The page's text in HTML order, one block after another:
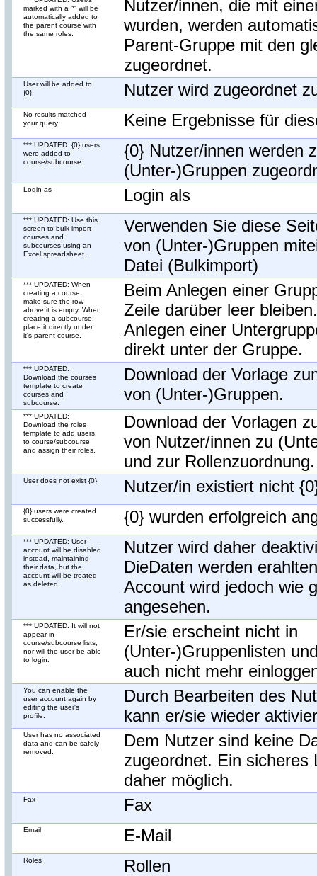
marked with a '*' will be
automatically added to
the parent course with
the same roles.
Nutzer/innen, die mit
wurden, werden
Parent-Gruppe mit den
zugeordnet.
User will be added to
{0}.
Nutzer wird zugeordnet
No results matched
your query.
Keine Ergebnisse für
*** UPDATED: {0} users
were added to
course/subcourse.
{0} Nutzer/innen werden
(Unter-)Gruppen
Login as Login als
*** UPDATED: Use this
screen to bulk import
courses and
subcourses using an
Excel spreadsheet.
Verwenden Sie diese
von (Unter-)Gruppen
Datei (Bulkimport)
*** UPDATED: When
creating a course,
make sure the row
above it is empty. When
creating a subcourse,
place it directly under
it's parent course.
Beim Anlegen einer
Zeile darüber leer
Anlegen einer
direkt unter der Gruppe.
*** UPDATED:
Download the courses
template to create
courses and
subcourse.
Download der Vorlage
von (Unter-)Gruppen.
*** UPDATED:
Download the roles
template to add users
to course/subcourse
and assign their roles.
Download der Vorlagen
von Nutzer/innen zu
und zur Rollenzuordnung.
User does not exist {0} Nutzer/in existiert nicht
{0} users were created
successfully.
{0} wurden erfolgreich
*** UPDATED: User
account will be disabled
instead, maintaining
their data, but the
account will be treated
as deleted.
Nutzer wird daher
DieDaten werden
Account wird jedoch wie
angesehen.
*** UPDATED: It will not
appear in
course/subcourse lists,
nor will the user be able
to login.
Er/sie erscheint nicht in
(Unter-)Gruppenlisten
auch nicht mehr
You can enable the
user account again by
editing the user's
profile.
Durch Bearbeiten des
kann er/sie wieder
User has no associated
data and can be safely
removed.
Dem Nutzer sind keine
zugeordnet. Ein sicheres
daher möglich.
Fax Fax
Email E-Mail
Roles Rollen